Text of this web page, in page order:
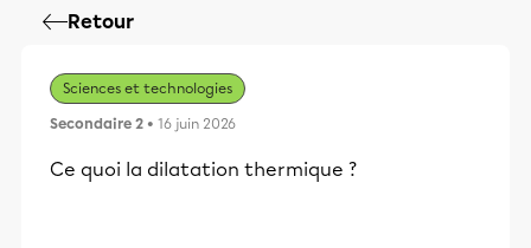
Retour
Sciences et technologies
Secondaire 2 • 16 juin 2026
Ce quoi la dilatation thermique ?